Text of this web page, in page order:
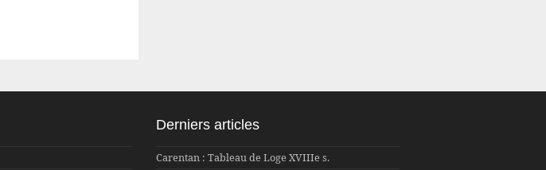
Derniers articles
Carentan : Tableau de Loge XVIIIe s.